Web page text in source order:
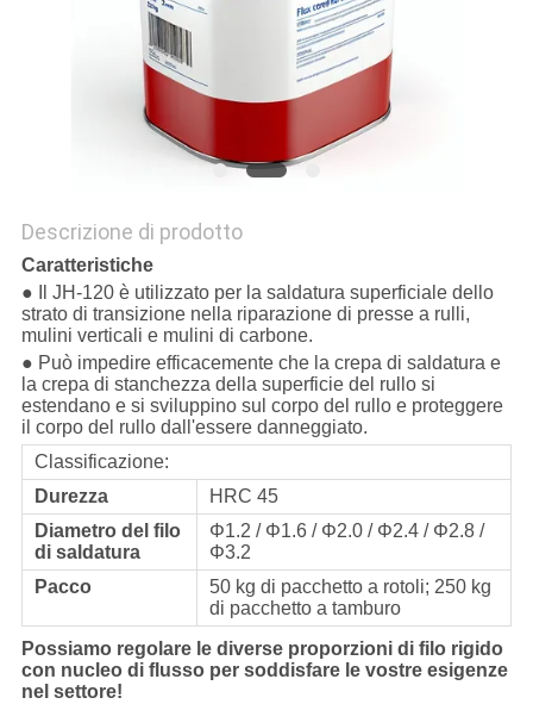
Descrizione di prodotto
Caratteristiche
● Il JH-120 è utilizzato per la saldatura superficiale dello
strato di transizione nella riparazione di presse a rulli,
mulini verticali e mulini di carbone.
● Può impedire efficacemente che la crepa di saldatura e
la crepa di stanchezza della superficie del rullo si
estendano e si sviluppino sul corpo del rullo e proteggere
il corpo del rullo dall'essere danneggiato.
Classificazione:
Durezza
HRC 45
Diametro del filo
di saldatura
Φ1.2 / Φ1.6 / Φ2.0 / Φ2.4 / Φ2.8 /
Φ3.2
Pacco
50 kg di pacchetto a rotoli; 250 kg
di pacchetto a tamburo
Possiamo regolare le diverse proporzioni di filo rigido
con nucleo di flusso per soddisfare le vostre esigenze
nel settore!